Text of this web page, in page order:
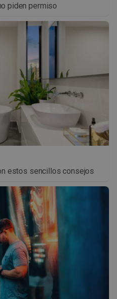
piden permiso
estos sencillos consejos